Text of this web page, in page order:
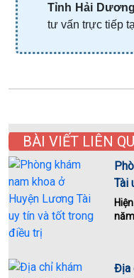
Tỉnh Hải Dương
tư vấn trực tiếp
BÀI VIẾT LIÊN
Tài
Địa